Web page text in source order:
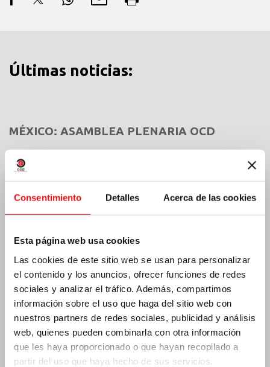
Consentimiento Detalles Acerca de las cookies
Esta página web usa cookies
Las cookies de este sitio web se usan para personalizar
el contenido y los anuncios, ofrecer funciones de redes
sociales y analizar el tráfico. Además, compartimos
información sobre el uso que haga del sitio web con
nuestros partners de redes sociales, publicidad y análisis
web, quienes pueden combinarla con otra información
que les haya proporcionado o que hayan recopilado a
partir del uso que haya hecho de sus servicios.
Últimas noticias:
MÉXICO: ASAMBLEA PLENARIA OCD
India: Bendición e inauguración del «Lumen
Carmeli»